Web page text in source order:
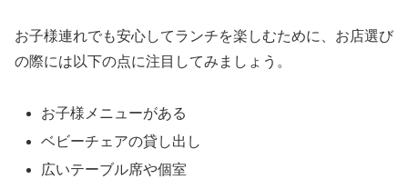
お子様連れでも安心してランチを楽しむために、お店選び
の際には以下の点に注目してみましょう。
お子様メニューがある
ベビーチェアの貸し出し
広いテーブル席や個室